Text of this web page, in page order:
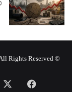
© Copyright 2026, All Rights Reserved |
فيسبوك